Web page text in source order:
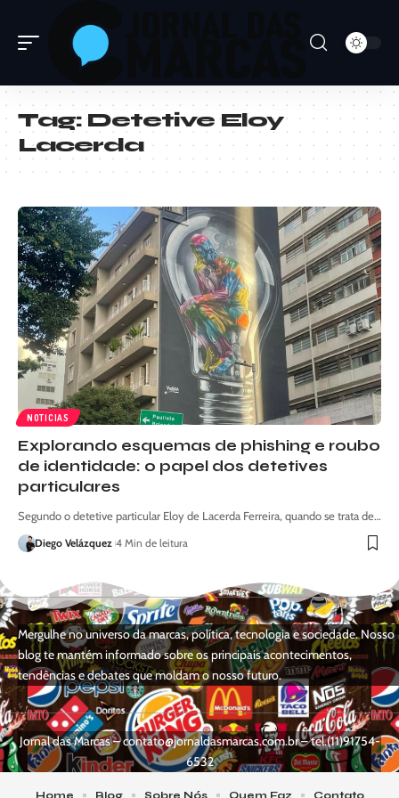
Tag:Detetive Eloy
Lacerda
NOTICIAS
Explorando esquemas de phishing e roubo
de identidade: o papel dos detetives
particulares
Segundo o detetive particular Eloy de Lacerda Ferreira, quando se trata de…
Diego Velázquez 4 Min de leitura
Mergulhe no universo da marcas, política, tecnologia e sociedade. Nosso
blog te mantém informado sobre os principais acontecimentos,
tendências e debates que moldam o nosso futuro.
Jornal das Marcas –contato@jornaldasmarcas.com.br– tel.(11)91754-
6532
Home Blog Sobre Nós Quem Faz Contato